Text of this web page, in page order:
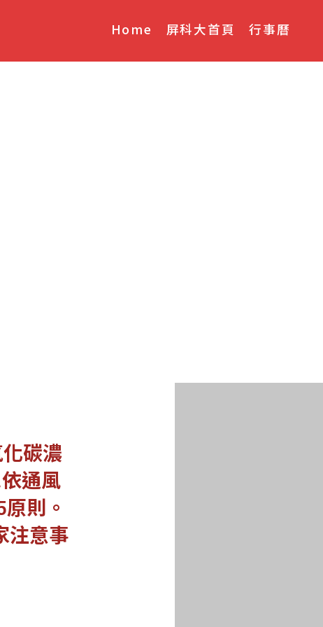
Home 屏科大首頁 行事曆
碳濃
通風
則。
注意事